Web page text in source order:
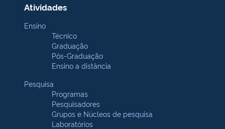
Atividades
Ensino
Técnico
Graduação
Pós-Graduação
Ensino a distância
Pesquisa
Programas
Pesquisadores
Grupos e Núcleos de pesquisa
Laboratórios